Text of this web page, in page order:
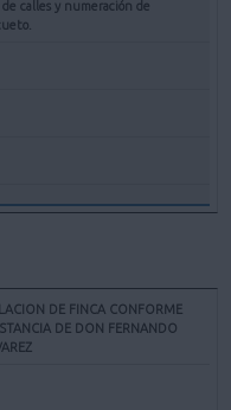
calles y numeración de
DE FINCA CONFORME
DE DON FERNANDO